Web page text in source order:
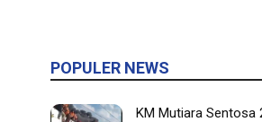
POPULER NEWS
KM Mutiara Sentosa